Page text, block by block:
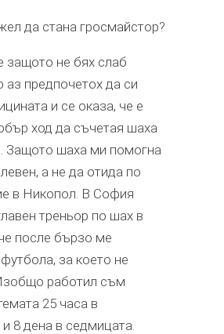
да стана гросмайстор?
защото не бях слаб
аз предпочетох да си
и се оказа, че е
ход да съчетая шаха
Защото шаха ми помогна
а не да отида по
в Никопол. В София
треньор по шах в
после бързо ме
за което не
работил съм
25 часа в
8 дена в седмицата.